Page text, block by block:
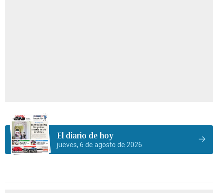
El diario de hoy
jueves, 6 de agosto de 2026